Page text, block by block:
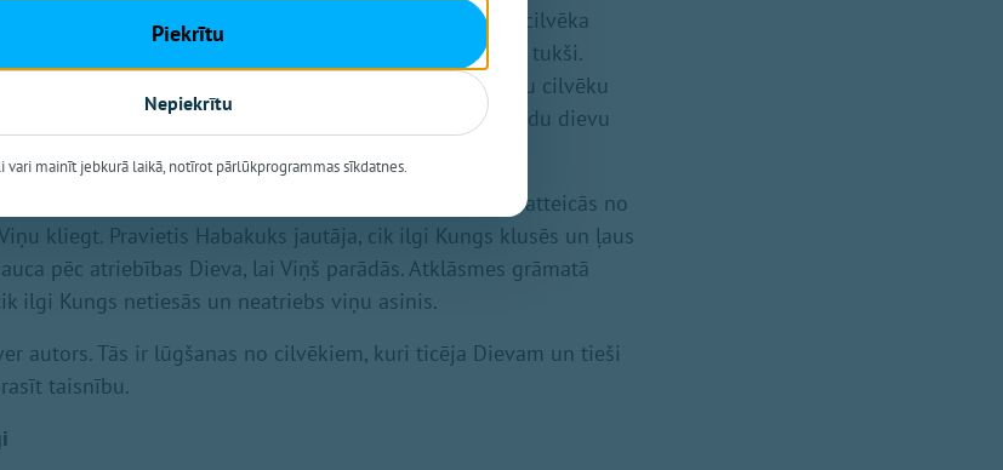
par Dieva apredzību, par ciešanu noslēpumu, par cilvēka
zem kurām gājuši bojā bērni, šie vārdi izklausās tukši.
tiem garīdzniekiem, kuri kara ļaunumu skaidro ar pašu cilvēku
nogalināt bērnus „grēku dēļ", viņš netic un negrib ar tādu dievu
To ceļu, ko iezīmējuši Bībeles taisnie, kuri neticībā neatteicās no
kliegt. Pravietis Habakuks jautāja, cik ilgi Kungs klusēs un ļaus
pēc atriebības Dieva, lai Viņš parādās. Atklāsmes grāmatā
ilgi Kungs netiesās un neatriebs viņu asinis.
autors. Tās ir lūgšanas no cilvēkiem, kuri ticēja Dievam un tieši
taisnību.
Piekrītu
Nepiekrītu
vari mainīt jebkurā laikā, notīrot pārlūkprogrammas sīkdatnes.